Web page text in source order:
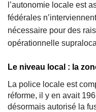
l’autonomie locale est
fédérales
nécessaire pour des
opérationnelle
Le niveau local : la
La police locale est
réforme, il y en avait
désormais autorisé la